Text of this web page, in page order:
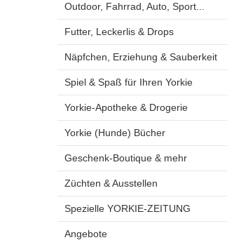
Outdoor, Fahrrad, Auto, Sport...
Futter, Leckerlis & Drops
Näpfchen, Erziehung & Sauberkeit
Spiel & Spaß für Ihren Yorkie
Yorkie-Apotheke & Drogerie
Yorkie (Hunde) Bücher
Geschenk-Boutique & mehr
Züchten & Ausstellen
Spezielle YORKIE-ZEITUNG
Angebote